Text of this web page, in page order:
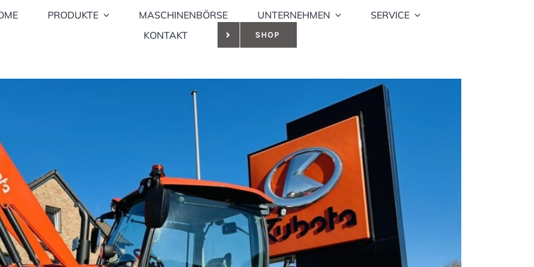
PRODUKTE MASCHINENBÖRSE UNTERNEHMEN
SERVICE
KONTAKT
SHOP